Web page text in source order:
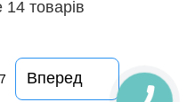
товарів
Вперед